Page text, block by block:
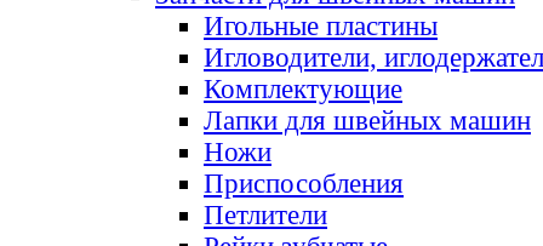
Игольные пластины
Игловодители,
Комплектующие
Лапки для швейных машин
Ножи
Приспособления
Петлители